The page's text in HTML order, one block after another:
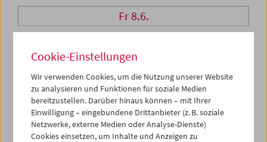
Fr 8.6.
So 10.6.
PROGRAMM ÜBERBLICK
Cookie-Einstellungen
Wir verwenden Cookies, um die Nutzung unserer Website
zu analysieren und Funktionen für soziale Medien
bereitzustellen. Darüber hinaus können – mit Ihrer
Einwilligung – eingebundene Drittanbieter (z. B. soziale
Netzwerke, externe Medien oder Analyse-Dienste)
Cookies einsetzen, um Inhalte und Anzeigen zu